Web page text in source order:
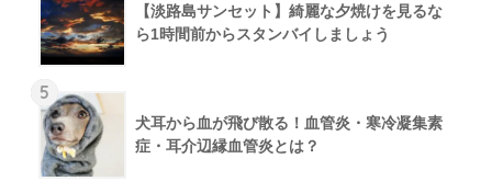
【淡路島サンセット】綺麗な夕焼けを見るな
ら1時間前からスタンバイしましょう
5
犬耳から血が飛び散る！血管炎・寒冷凝集素
症・耳介辺縁血管炎とは？